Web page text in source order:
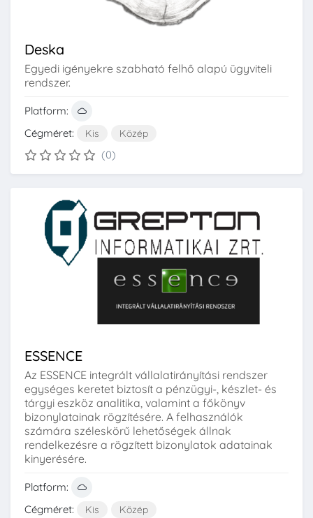
Deska
Egyedi igényekre szabható felhő alapú ügyviteli
rendszer.
Platform:
Cégméret:
Kis Közép
(0)
ESSENCE
Az ESSENCE integrált vállalatirányítási rendszer
egységes keretet biztosít a pénzügyi-, készlet- és
tárgyi eszköz analitika, valamint a főkönyv
bizonylatainak rögzítésére. A felhasználók
számára széleskörű lehetőségek állnak
rendelkezésre a rögzített bizonylatok adatainak
kinyerésére.
Platform:
Cégméret:
Kis Közép